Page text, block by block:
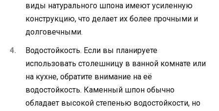
виды натурального шпона имеют усиленную
конструкцию, что делает их более прочными и
долговечными.
Водостойкость. Если вы планируете
использовать столешницу в ванной комнате или
на кухне, обратите внимание на её
водостойкость. Каменный шпон обычно
обладает высокой степенью водостойкости, но